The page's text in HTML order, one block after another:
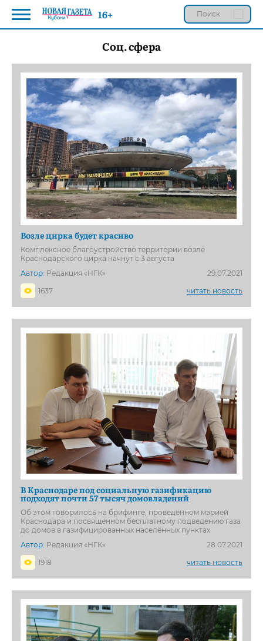
Соц. сфера
Возле цирка будет красиво
Комплексное благоустройство территории возле
Краснодарского цирка начнут с 3 августа
Автор: Редакция «НГК»
29.07.2021
1637
читать новость
В Краснодаре под социальную газификацию
подходят почти 57 тысяч домовладений
Об этом говорилось на брифинге, проведённом мэрией
Краснодара и посвящённом бесплатному подведению газа
до домов в газифицированных населённых пунктах
Автор: Редакция «НГК»
28.07.2021
1918
читать новость
16+